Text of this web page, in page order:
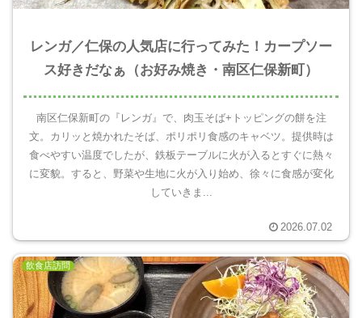
レンガ／仁保の人気店に行ってみた！カープソー
ス好きだなぁ（お好み焼き・南区仁保新町）
南区仁保新町の『レンガ』で、肉玉そば+トッピングの餅を注
文。カリッと焼かれたそば、ポリポリ食感のキャベツ。提供時は
食べやすい温度でしたが、鉄板テーブルに火が入るとすぐに熱々
に変貌。すると、野菜や生地に火が入り始め、徐々に食感が変化
していきま...
2026.07.02
飲食店訪問